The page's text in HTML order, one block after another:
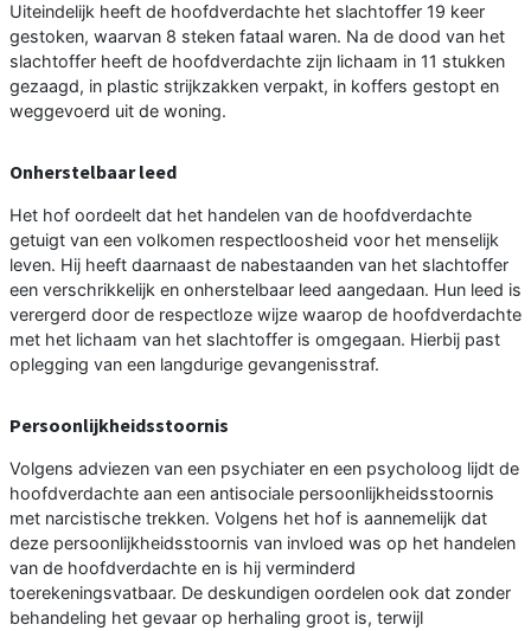
Uiteindelijk heeft de hoofdverdachte het slachtoffer 19 keer
gestoken, waarvan 8 steken fataal waren. Na de dood van het
slachtoffer heeft de hoofdverdachte zijn lichaam in 11 stukken
gezaagd, in plastic strijkzakken verpakt, in koffers gestopt en
weggevoerd uit de woning.
Onherstelbaar leed
Het hof oordeelt dat het handelen van de hoofdverdachte
getuigt van een volkomen respectloosheid voor het menselijk
leven. Hij heeft daarnaast de nabestaanden van het slachtoffer
een verschrikkelijk en onherstelbaar leed aangedaan. Hun leed is
verergerd door de respectloze wijze waarop de hoofdverdachte
met het lichaam van het slachtoffer is omgegaan. Hierbij past
oplegging van een langdurige gevangenisstraf.
Persoonlijkheidsstoornis
Volgens adviezen van een psychiater en een psycholoog lijdt de
hoofdverdachte aan een antisociale persoonlijkheidsstoornis
met narcistische trekken. Volgens het hof is aannemelijk dat
deze persoonlijkheidsstoornis van invloed was op het handelen
van de hoofdverdachte en is hij verminderd
toerekeningsvatbaar. De deskundigen oordelen ook dat zonder
behandeling het gevaar op herhaling groot is, terwijl